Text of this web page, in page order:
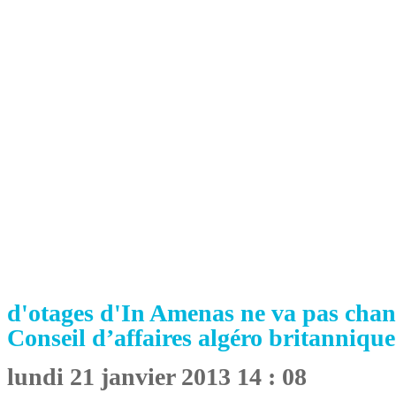
d'otages d'In Amenas ne va pas
Conseil d’affaires algéro britannique
lundi 21 janvier 2013 14 : 08